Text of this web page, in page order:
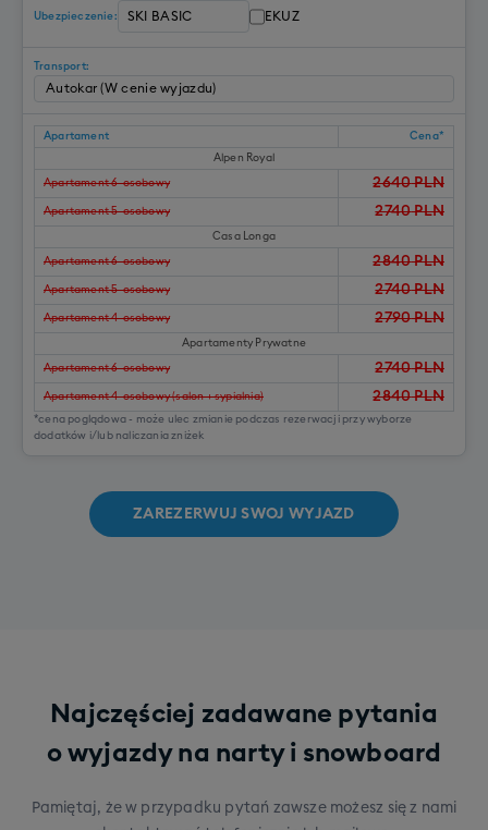
Ubezpieczenie: EKUZ
Transport:
Apartament
Cena*
Alpen Royal
Apartament 6-osobowy 2640PLN
Apartament 5-osobowy 2740PLN
Casa Longa
Apartament 6-osobowy 2840PLN
Apartament 5-osobowy 2740PLN
Apartament 4-osobowy 2790PLN
Apartamenty Prywatne
Apartament 6-osobowy 2740PLN
Apartament 4-osobowy (salon + sypialnia) 2840PLN
*cena poglądowa - może ulec zmianie podczas rezerwacji przy wyborze
dodatków i/lub naliczania zniżek
ZAREZERWUJ SWOJ WYJAZD
Najczęściej zadawane pytania
o wyjazdy na narty i snowboard
Pamiętaj, że w przypadku pytań zawsze możesz się z nami